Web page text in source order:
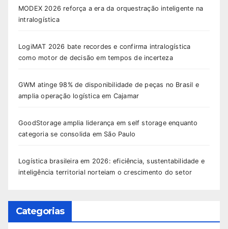
MODEX 2026 reforça a era da orquestração inteligente na
intralogística
LogiMAT 2026 bate recordes e confirma intralogística
como motor de decisão em tempos de incerteza
GWM atinge 98% de disponibilidade de peças no Brasil e
amplia operação logística em Cajamar
GoodStorage amplia liderança em self storage enquanto
categoria se consolida em São Paulo
Logística brasileira em 2026: eficiência, sustentabilidade e
inteligência territorial norteiam o crescimento do setor
Categorias